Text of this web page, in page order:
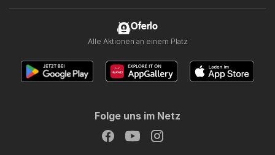
Oferlo
Alle Aktionen an einem Platz
Folge uns im Netz